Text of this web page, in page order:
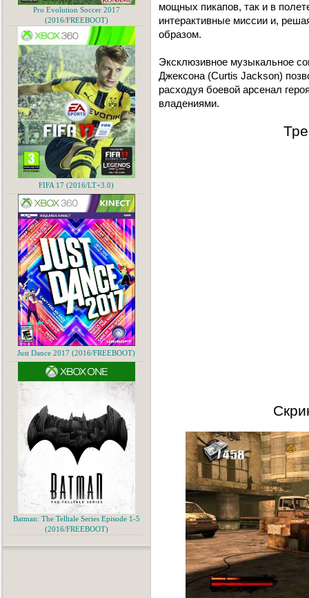
мощных пикапов, так и в
интерактивные миссии и,
образом.
Эксклюзивное музыкальное
Джексона (Curtis Jackson)
расходуя боевой арсенал
владениями.
Pro Evolution Soccer 2017
(2016/FREEBOOT)
FIFA 17 (2016/LT+3.0)
Just Dance 2017 (2016/FREEBOOT)
Batman: The Telltale Series Episode 1-5
(2016/FREEBOOT)